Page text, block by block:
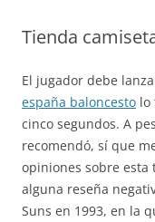
Tienda
El jugador debe
españa baloncesto lo
cinco segundos. A
recomendó, sí que
opiniones sobre esta
alguna reseña
Suns en 1993, en la